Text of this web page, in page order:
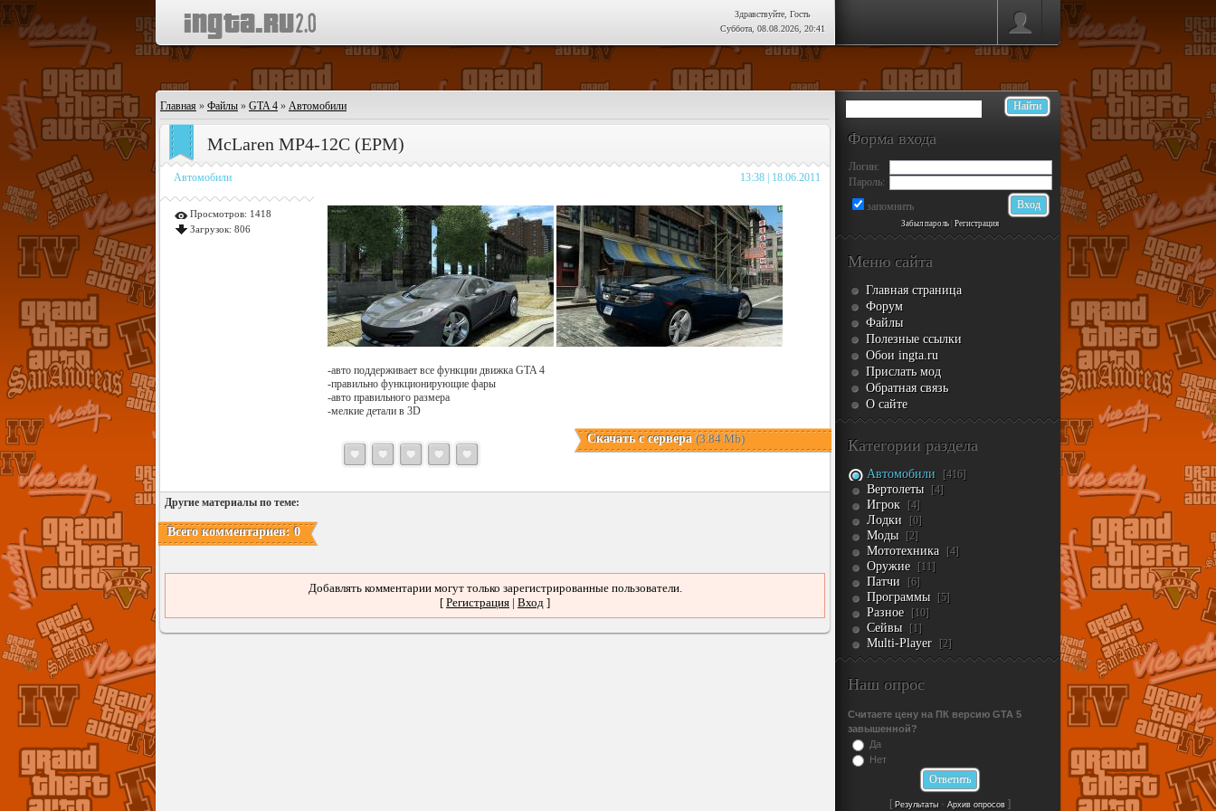
Здравствуйте, Гость
Суббота, 08.08.2026, 20:41
Главная » Файлы » GTA 4 » Автомобили
McLaren MP4-12C (EPM)
Автомобили 13:38 | 18.06.2011
Просмотров: 1418
Загрузок: 806
-авто поддерживает все функции движка GTA 4
-правильно функционирующие фары
-авто правильного размера
-мелкие детали в 3D
Скачать с сервера(3.84 Mb)
Другие материалы по теме:
Всего комментариев: 0
Добавлять комментарии могут только зарегистрированные пользователи.
[ Регистрация | Вход ]
Форма входа
Логин:
Пароль:
запомнить
Забыл пароль| Регистрация
Меню сайта
Главная страница
Форум
Файлы
Полезные ссылки
Обои ingta.ru
Прислать мод
Обратная связь
О сайте
Категории раздела
Автомобили [416]
Вертолеты [4]
Игрок [4]
Лодки [0]
Моды [2]
Мототехника [4]
Оружие [11]
Патчи [6]
Программы [5]
Разное [10]
Сейвы [1]
Multi-Player [2]
Наш опрос
Считаете цену на ПК версию GTA 5
завышенной?
Да
Нет
[ Результаты· Архив опросов]